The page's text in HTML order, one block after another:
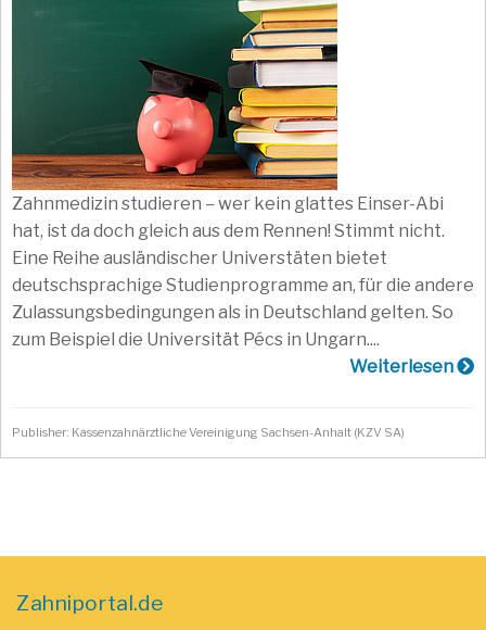
Zahnmedizin studieren – wer kein glattes Einser-Abi
hat, ist da doch gleich aus dem Rennen! Stimmt nicht.
Eine Reihe ausländischer Universtäten bietet
deutschsprachige Studienprogramme an, für die andere
Zulassungsbedingungen als in Deutschland gelten. So
zum Beispiel die Universität Pécs in Ungarn....
Weiterlesen
Publisher: Kassenzahnärztliche Vereinigung Sachsen-Anhalt (KZV SA)
Zahniportal.de